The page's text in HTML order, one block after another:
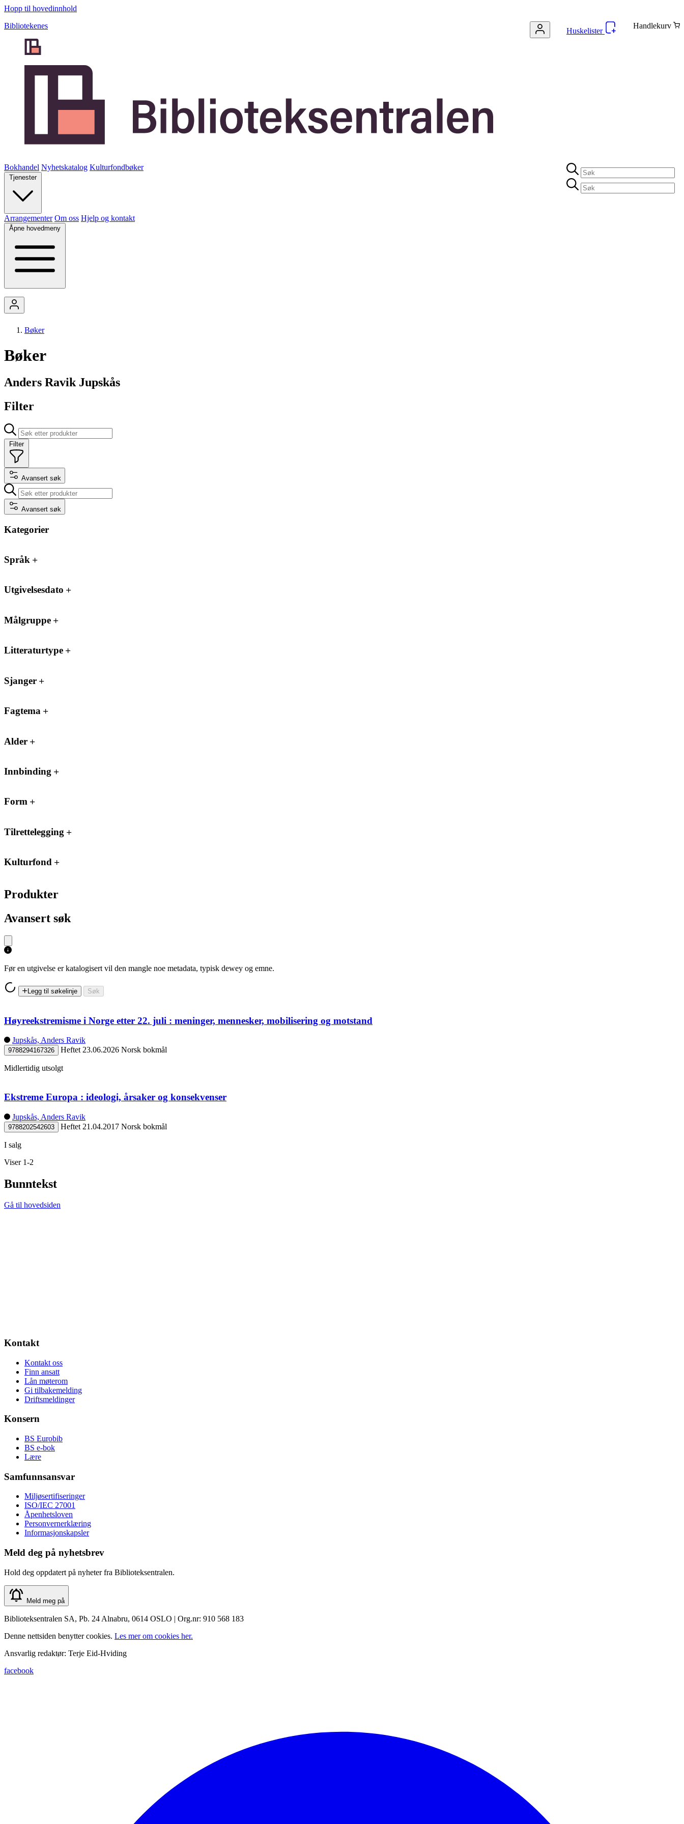
Hopp til hovedinnhold
Bibliotekenes
Bokhandel Nyhetskatalog Kulturfondbøker
Tjenester
Arrangementer Om oss Hjelp og kontakt
Åpne hovedmeny
Huskelister
Handlekurv
Bøker
Bøker
Anders Ravik Jupskås
Filter
Filter
Avansert søk
Avansert søk
Kategorier
Språk
Utgivelsesdato
Målgruppe
Litteraturtype
Sjanger
Fagtema
Alder
Innbinding
Form
Tilrettelegging
Kulturfond
Produkter
Avansert søk
Før en utgivelse er katalogisert vil den mangle noe metadata, typisk dewey og emne.
Legg til søkelinje Søk
Høyreekstremisme i Norge etter 22. juli : meninger, mennesker, mobilisering og motstand
Jupskås, Anders Ravik
9788294167326 Heftet 23.06.2026 Norsk bokmål
Midlertidig utsolgt
Ekstreme Europa : ideologi, årsaker og konsekvenser
Jupskås, Anders Ravik
9788202542603 Heftet 21.04.2017 Norsk bokmål
I salg
Viser 1-2
Bunntekst
Gå til hovedsiden
Kontakt
Kontakt oss
Finn ansatt
Lån møterom
Gi tilbakemelding
Driftsmeldinger
Konsern
BS Eurobib
BS e-bok
Lære
Samfunnsansvar
Miljøsertifiseringer
ISO/IEC 27001
Åpenhetsloven
Personvernerklæring
Informasjonskapsler
Meld deg på nyhetsbrev
Hold deg oppdatert på nyheter fra Biblioteksentralen.
Meld meg på
Biblioteksentralen SA, Pb. 24 Alnabru, 0614 OSLO | Org.nr: 910 568 183
Denne nettsiden benytter cookies. Les mer om cookies her.
Ansvarlig redaktør: Terje Eid-Hviding
facebook